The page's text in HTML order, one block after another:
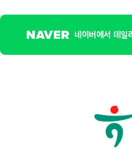
네이버에서 데일